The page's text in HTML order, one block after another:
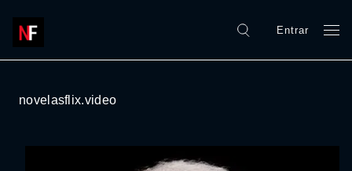
Entrar
novelasflix.video